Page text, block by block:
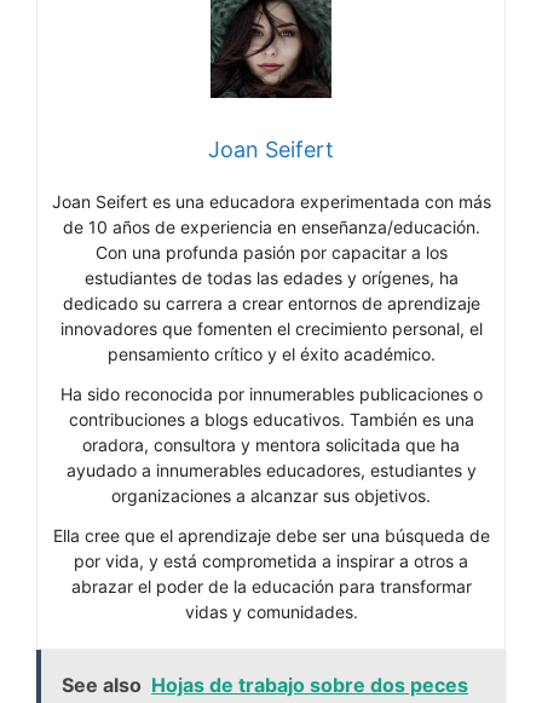
Joan Seifert
Joan Seifert es una educadora experimentada con más
de 10 años de experiencia en enseñanza/educación.
Con una profunda pasión por capacitar a los
estudiantes de todas las edades y orígenes, ha
dedicado su carrera a crear entornos de aprendizaje
innovadores que fomenten el crecimiento personal, el
pensamiento crítico y el éxito académico.
Ha sido reconocida por innumerables publicaciones o
contribuciones a blogs educativos. También es una
oradora, consultora y mentora solicitada que ha
ayudado a innumerables educadores, estudiantes y
organizaciones a alcanzar sus objetivos.
Ella cree que el aprendizaje debe ser una búsqueda de
por vida, y está comprometida a inspirar a otros a
abrazar el poder de la educación para transformar
vidas y comunidades.
See also Hojas de trabajo sobre dos peces